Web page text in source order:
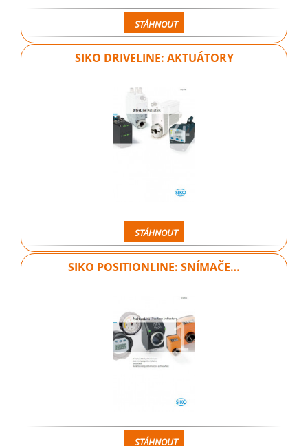
STÁHNOUT
SIKO DRIVELINE: AKTUÁTORY
STÁHNOUT
SIKO POSITIONLINE: SNÍMAČE…
STÁHNOUT